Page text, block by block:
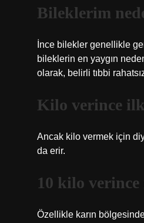
Bileklerim
İnce bilekler genellikle
bileklerin en yaygın
olarak, belirli tıbbi
Kilo verince
Ancak kilo vermek için
da erir.
10 kilo verince
Özellikle karın